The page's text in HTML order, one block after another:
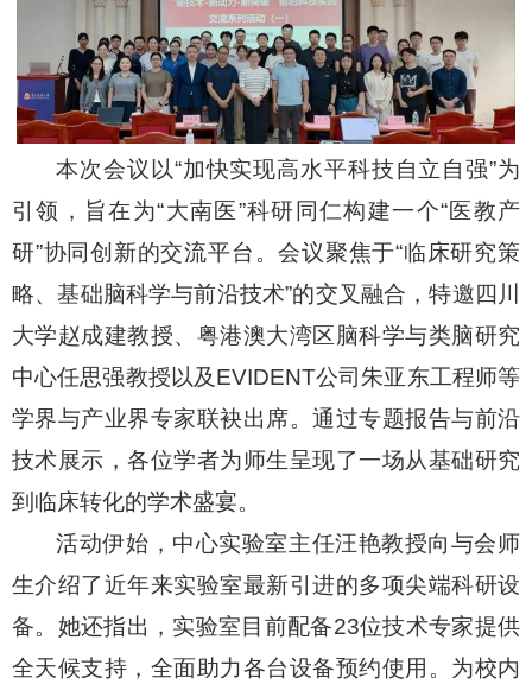
本次会议以“加快实现高水平科技自立自强”为
引领，旨在为“大南医”科研同仁构建一个“医教产
研”协同创新的交流平台。会议聚焦于“临床研究策
略、基础脑科学与前沿技术”的交叉融合，特邀四川
大学赵成建教授、粤港澳大湾区脑科学与类脑研究
中心任思强教授以及EVIDENT公司朱亚东工程师等
学界与产业界专家联袂出席。通过专题报告与前沿
技术展示，各位学者为师生呈现了一场从基础研究
到临床转化的学术盛宴。
活动伊始，中心实验室主任汪艳教授向与会师
生介绍了近年来实验室最新引进的多项尖端科研设
备。她还指出，实验室目前配备23位技术专家提供
全天候支持，全面助力各台设备预约使用。为校内